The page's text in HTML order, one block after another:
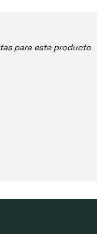
para este producto